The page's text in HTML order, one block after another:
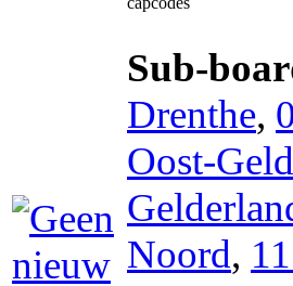
Sub-
Drenthe,
Oost-
Noord,